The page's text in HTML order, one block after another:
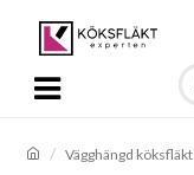
Vägghängd köksfläkt